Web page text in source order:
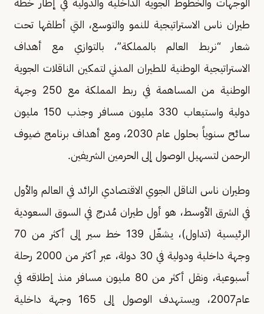
الوجهات والخطوط الجوية الداخلية والدولية في إطار خطة
طيران ناس الاستراتيجية للنمو والتوسع، التي أطلقها تحت
شعار “نربط العالم بالمملكة”، بالتوازي مع أهداف
الاستراتيجية الوطنية للطيران المدني لتمكين الناقلات الجوية
الوطنية من المساهمة في ربط المملكة مع 250 وجهة
دولية واستيعاب 330 مليون مسافر وجذب 150 مليون
سائح سنوياً بحلول عام 2030، ومع أهداف برنامج ضيوف
الرحمن لتسهيل الوصول إلى الحرمين الشريفين.
وطيران ناس الناقل الجوي الاقتصادي الرائد في العالم والأول
في الشرق الأوسط، هو أول طيران مُدرج في السوق السعودية
الرئيسية (تداول)، يشغّل 139 خط سير إلى أكثر من 70
وجهة داخلية ودولية في 30 دولة، عبر أكثر من 2000 رحلة
أسبوعية، ونقل أكثر من 80 مليون مسافر منذ إطلاقه في
عام2007، ويستهدف الوصول إلى 165 وجهة داخلية